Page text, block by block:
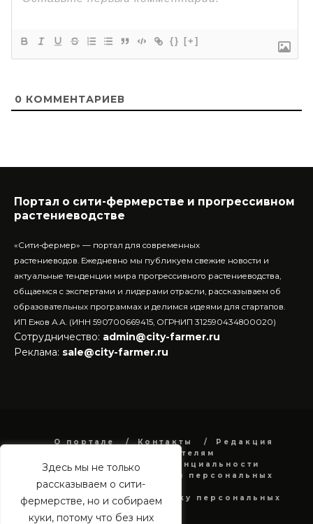
Здесь мы не только
рассказываем о сити-
фермерстве, но и собираем
куки, потому что без них
{} [+]
0 КОММЕНТАРИЕВ
Портал о сити-фермерстве и прогрессивном
растениеводстве
«Сити-фермер» — портал для современных
растениеводов. Ежедневно мы публикуем свежие новости и
актуальные тенденции мира прогрессивного растениеводства,
общаемся с экспертами и лидерами отрасли, рассказываем об
образовательных программах и делимся идеями для стартапов.
ИП Ежов А.А. (ИНН 590700669415, ОГРНИП 312590434800020)
Сотрудничество: admin@city-farmer.ru
Реклама: sale@city-farmer.ru
О портале Контакты
Редакция
Рекламодателям
Политика конфиденциальности
в отношении обработки персональных
данных
Согласие на обработку персональных
данных